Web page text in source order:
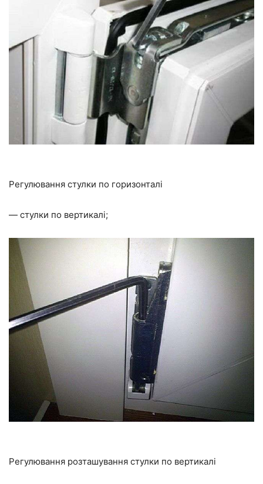
Регулювання стулки по горизонталі
— стулки по вертикалі;
Регулювання розташування стулки по вертикалі